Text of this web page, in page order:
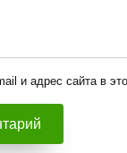
и адрес сайта в